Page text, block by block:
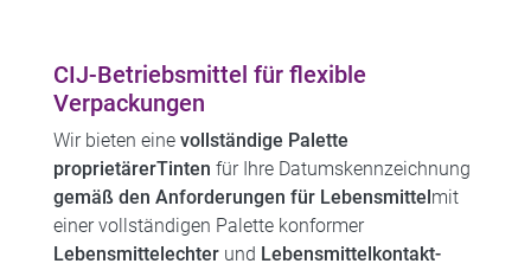
CIJ-Betriebsmittel für flexible
Verpackungen
Wir bieten einevollständige Palette
proprietärerTinten für Ihre Datumskennzeichnung
gemäß den Anforderungen für Lebensmittel mit
einer vollständigen Palette konformer
Lebensmittelechterund Lebensmittelkontakt-